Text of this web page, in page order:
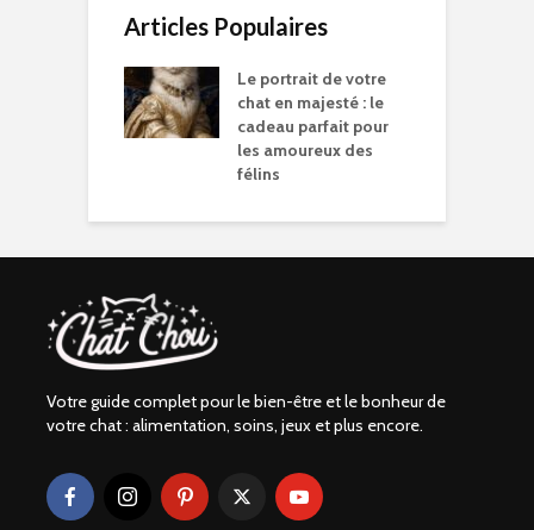
Articles Populaires
Le portrait de votre
chat en majesté : le
cadeau parfait pour
les amoureux des
félins
Votre guide complet pour le bien-être et le bonheur de
votre chat : alimentation, soins, jeux et plus encore.